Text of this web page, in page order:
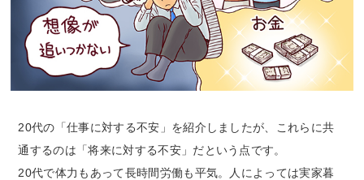
20代の「仕事に対する不安」を紹介しましたが、これらに共
通するのは「将来に対する不安」だという点です。
20代で体力もあって長時間労働も平気。人によっては実家暮